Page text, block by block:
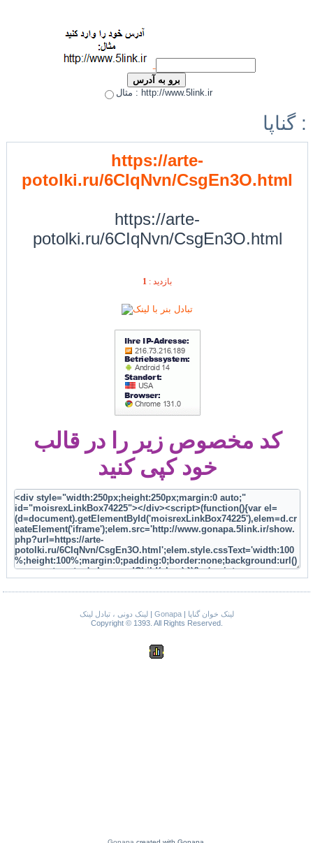
مثال : http://www.5link.ir
گناپا :
https://arte-
potolki.ru/6CIqNvn/CsgEn3O.html
https://arte-
potolki.ru/6CIqNvn/CsgEn3O.html
بازديد : 1
کد مخصوص زیر را در قالب
خود کپی کنید
لینک دونی ، تبادل لینک| Gonapa|
لینک خوان گناپا
Copyright © 1393. All Rights Reserved.